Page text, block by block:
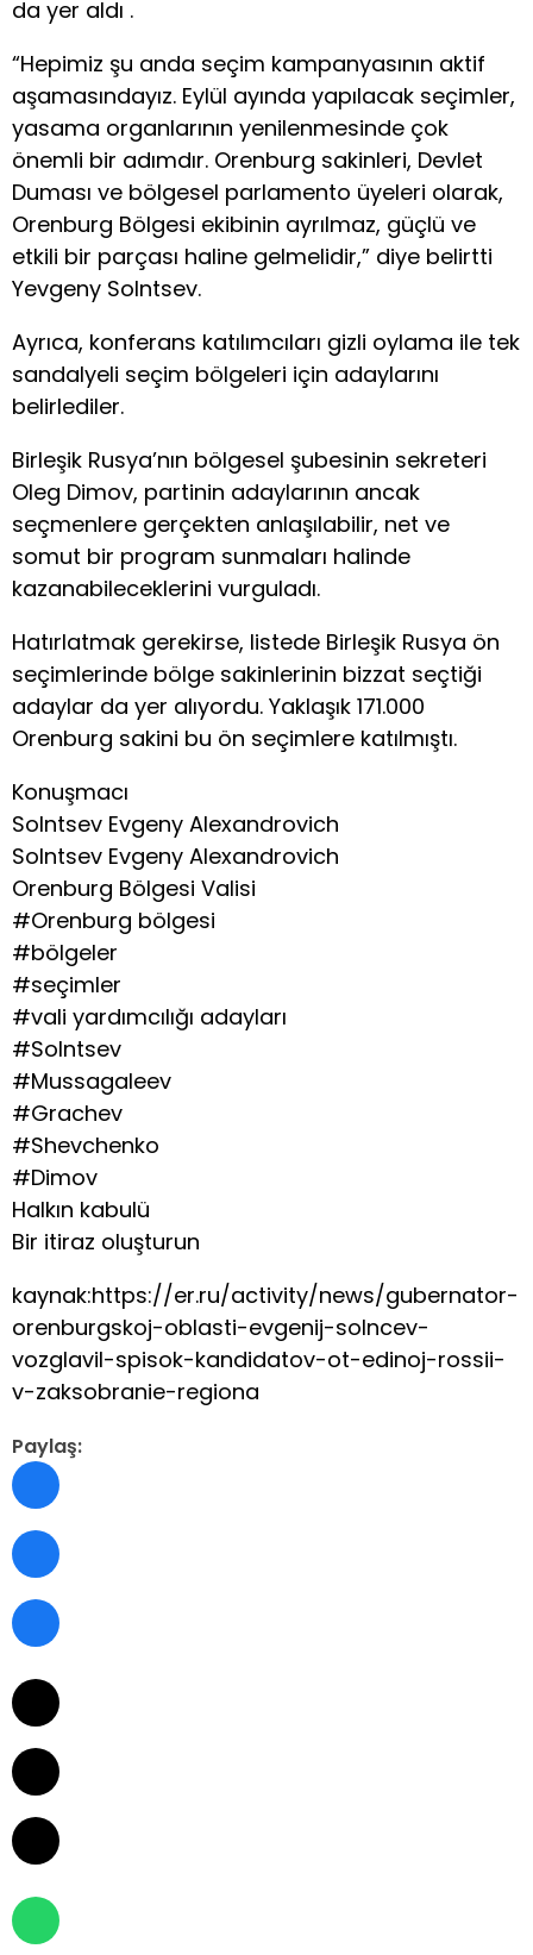
da yer aldı .
“Hepimiz şu anda seçim kampanyasının aktif
aşamasındayız. Eylül ayında yapılacak seçimler,
yasama organlarının yenilenmesinde çok
önemli bir adımdır. Orenburg sakinleri, Devlet
Duması ve bölgesel parlamento üyeleri olarak,
Orenburg Bölgesi ekibinin ayrılmaz, güçlü ve
etkili bir parçası haline gelmelidir,” diye belirtti
Yevgeny Solntsev.
Ayrıca, konferans katılımcıları gizli oylama ile tek
sandalyeli seçim bölgeleri için adaylarını
belirlediler.
Birleşik Rusya’nın bölgesel şubesinin sekreteri
Oleg Dimov, partinin adaylarının ancak
seçmenlere gerçekten anlaşılabilir, net ve
somut bir program sunmaları halinde
kazanabileceklerini vurguladı.
Hatırlatmak gerekirse, listede Birleşik Rusya ön
seçimlerinde bölge sakinlerinin bizzat seçtiği
adaylar da yer alıyordu. Yaklaşık 171.000
Orenburg sakini bu ön seçimlere katılmıştı.
Konuşmacı
Solntsev Evgeny Alexandrovich
Solntsev Evgeny Alexandrovich
Orenburg Bölgesi Valisi
#Orenburg bölgesi
#bölgeler
#seçimler
#vali yardımcılığı adayları
#Solntsev
#Mussagaleev
#Grachev
#Shevchenko
#Dimov
Halkın kabulü
Bir itiraz oluşturun
kaynak:https://er.ru/activity/news/gubernator-
orenburgskoj-oblasti-evgenij-solncev-
vozglavil-spisok-kandidatov-ot-edinoj-rossii-
v-zaksobranie-regiona
Paylaş: